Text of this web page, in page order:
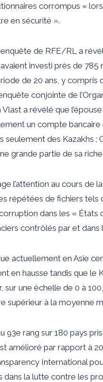
corrompus «
en sécurité ».
enquête de RFE/RL a
investi près de 785
de 20 ans, y compris
enquête conjointe de
a révélé que
un compte bancaire
seulement des Kazakhs
grande partie de sa
l’attention au cours de
répétées de fichiers tels
dans les «
contrôlés par et dans
actuellement en Asie
en hausse tandis que le
une échelle de 0 à
supérieur à la moyenne
93e rang sur 180 pays
amélioré par rapport à
International
dans la lutte contre les